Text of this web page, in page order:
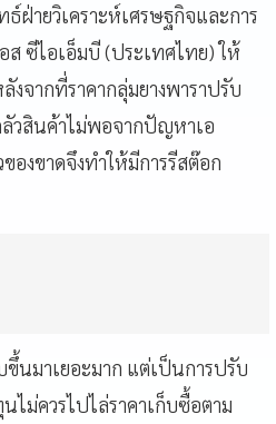
ฝ่ายวิเคราะห์เศรษฐกิจและการ
ส ซีไอเอ็มบี (ประเทศไทย) ให้
งจากที่ราคากลุ่มยางพาราปรับ
วสินค้าไม่พอจากปัญหาเอ
งขาดจึงทำให้มีการรีสต๊อก
นมาเยอะมาก แต่เป็นการปรับ
ม่ควรไปไล่ราคาเก็บซื้อตาม